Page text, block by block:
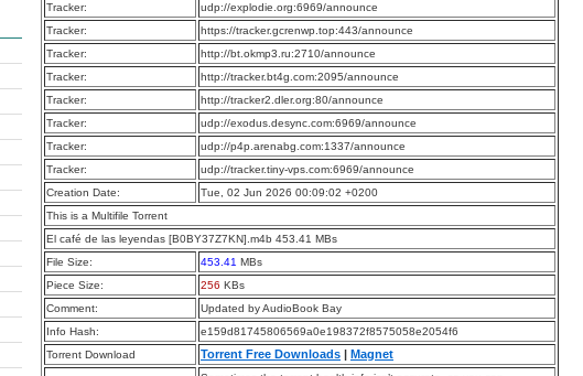
Tracker:
udp://explodie.org:6969/announce
Tracker:
https://tracker.gcrenwp.top:443/announce
Tracker:
http://bt.okmp3.ru:2710/announce
Tracker:
http://tracker.bt4g.com:2095/announce
Tracker:
http://tracker2.dler.org:80/announce
Tracker:
udp://exodus.desync.com:6969/announce
Tracker:
udp://p4p.arenabg.com:1337/announce
Tracker:
udp://tracker.tiny-vps.com:6969/announce
Creation Date:
Tue, 02 Jun 2026 00:09:02 +0200
This is a Multifile Torrent
El café de las leyendas [B0BY37Z7KN].m4b 453.41 MBs
File Size:
453.41 MBs
Piece Size:
256 KBs
Comment:
Updated by AudioBook Bay
Info Hash:
e159d81745806569a0e198372f8575058e2054f6
Torrent Download
Torrent Free Downloads | Magnet